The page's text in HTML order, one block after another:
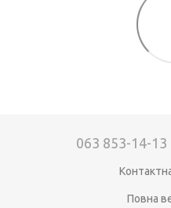
063 853-14-13
Повна